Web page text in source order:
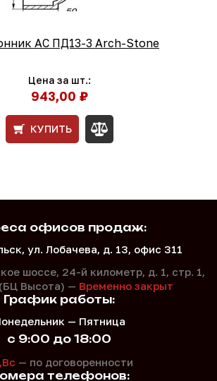
АС ПД13-3 Arch-Stone
Цена за шт.:
943,00 ₽
КУПИТЬ
офисов продаж:
ул. Лобачева, д. 13, офис 311
шоссе, 24-й километр, д. 1, стр. 1,
Высота) — Временно закрыт
телефонов:
График работы:
— Пятница
с 9:00 до 18:00
— по договоренности